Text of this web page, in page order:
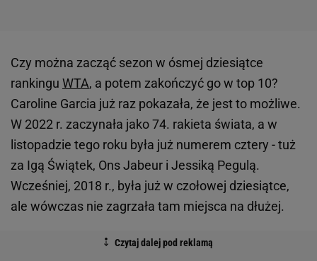
Czy można zacząć sezon w ósmej dziesiątce
rankingu WTA, a potem zakończyć go w top 10?
Caroline Garcia już raz pokazała, że jest to możliwe.
W 2022 r. zaczynała jako 74. rakieta świata, a w
listopadzie tego roku była już numerem cztery - tuż
za Igą Świątek, Ons Jabeur i Jessiką Pegulą.
Wcześniej, 2018 r., była już w czołowej dziesiątce,
ale wówczas nie zagrzała tam miejsca na dłużej.